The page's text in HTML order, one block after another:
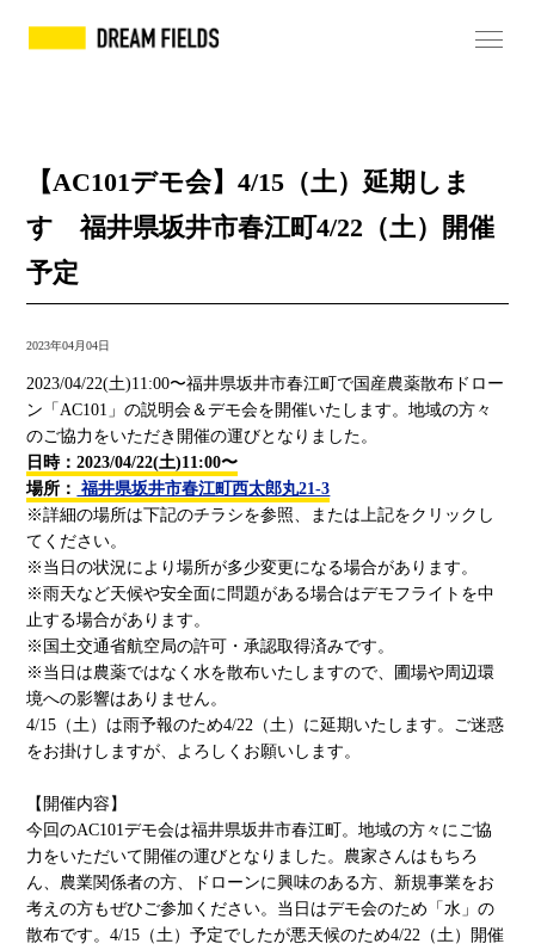
【AC101デモ会】4/15（土）延期しま
す 福井県坂井市春江町4/22（土）開催
予定
2023年04月04日
2023/04/22(土)11:00〜福井県坂井市春江町で国産農薬散布ドロー
ン「AC101」の説明会＆デモ会を開催いたします。地域の方々
のご協力をいただき開催の運びとなりました。
日時：2023/04/22(土)11:00〜
場所： 福井県坂井市春江町西太郎丸21-3
※詳細の場所は下記のチラシを参照、または上記をクリックし
てください。
※当日の状況により場所が多少変更になる場合があります。
※雨天など天候や安全面に問題がある場合はデモフライトを中
止する場合があります。
※国土交通省航空局の許可・承認取得済みです。
※当日は農薬ではなく水を散布いたしますので、圃場や周辺環
境への影響はありません。
4/15（土）は雨予報のため4/22（土）に延期いたします。ご迷惑
をお掛けしますが、よろしくお願いします。
【開催内容】
今回のAC101デモ会は福井県坂井市春江町。地域の方々にご協
力をいただいて開催の運びとなりました。農家さんはもちろ
ん、農業関係者の方、ドローンに興味のある方、新規事業をお
考えの方もぜひご参加ください。当日はデモ会のため「水」の
散布です。4/15（土）予定でしたが悪天候のため4/22（土）開催